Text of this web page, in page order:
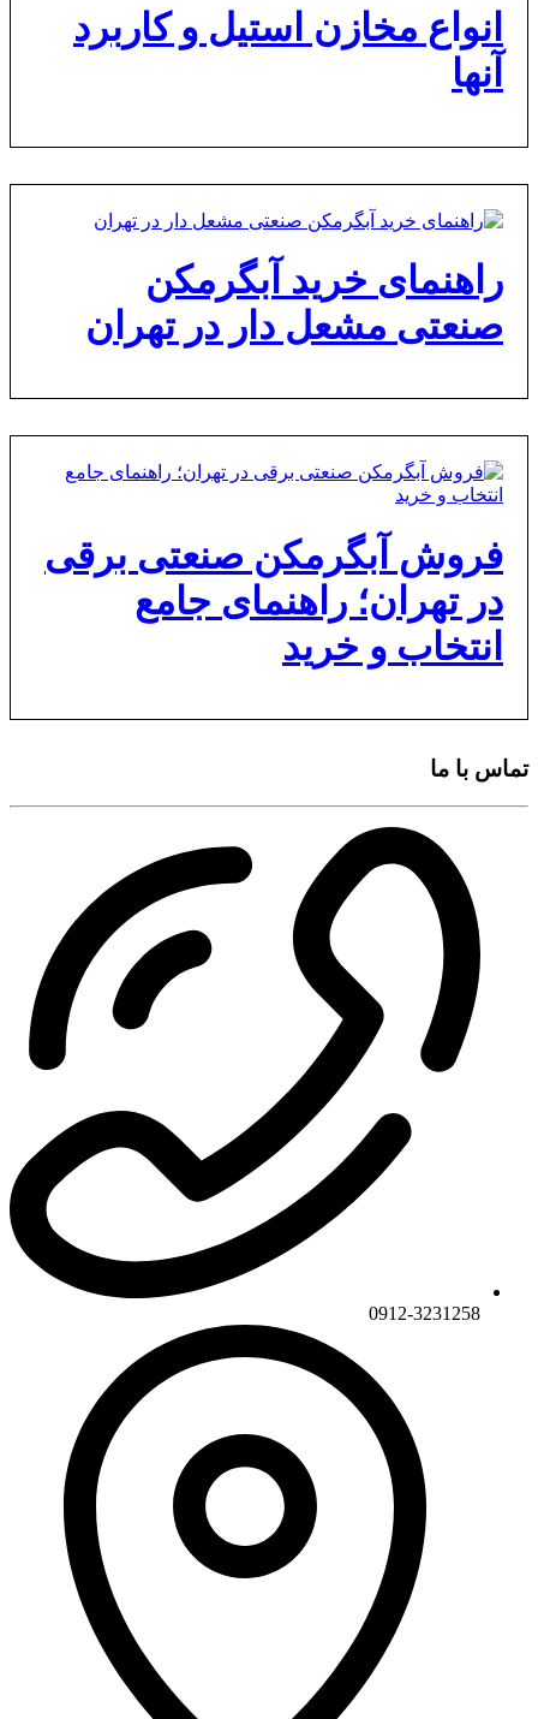
انواع مخازن استیل و کاربرد
آنها
راهنمای خرید آبگرمکن
صنعتی مشعل دار در تهران
فروش آبگرمکن صنعتی برقی
در تهران؛ راهنمای جامع
انتخاب و خرید
تماس با ما
0912-3231258